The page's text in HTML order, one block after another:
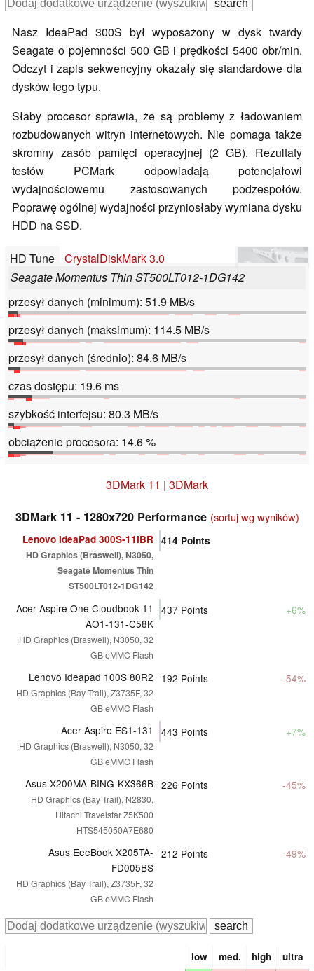
Nasz IdeaPad 300S był wyposażony w dysk twardy
Seagate o pojemności 500 GB i prędkości 5400 obr/min.
Odczyt i zapis sekwencyjny okazały się standardowe dla
dysków tego typu.
Słaby procesor sprawia, że są problemy z ładowaniem
rozbudowanych witryn internetowych. Nie pomaga także
skromny zasób pamięci operacyjnej (2 GB). Rezultaty
testów PCMark odpowiadają potencjałowi
wydajnościowemu zastosowanych podzespołów.
Poprawę ogólnej wydajności przyniosłaby wymiana dysku
HDD na SSD.
HD Tune
CrystalDiskMark 3.0
Seagate Momentus Thin ST500LT012-1DG142
przesył danych (minimum): 51.9 MB/s
przesył danych (maksimum): 114.5 MB/s
przesył danych (średnio): 84.6 MB/s
czas dostępu: 19.6 ms
szybkość interfejsu: 80.3 MB/s
obciążenie procesora: 14.6 %
3DMark 11 | 3DMark
3DMark 11 - 1280x720 Performance (sortuj wg wyników)
Lenovo IdeaPad 300S-11IBR
HD Graphics (Braswell), N3050,
Seagate Momentus Thin
ST500LT012-1DG142
414 Points
Acer Aspire One Cloudbook 11
AO1-131-C58K
HD Graphics (Braswell), N3050, 32
GB eMMC Flash
437 Points +6%
Lenovo Ideapad 100S 80R2
HD Graphics (Bay Trail), Z3735F, 32
GB eMMC Flash
192 Points -54%
Acer Aspire ES1-131
HD Graphics (Braswell), N3050, 32
GB eMMC Flash
443 Points +7%
Asus X200MA-BING-KX366B
HD Graphics (Bay Trail), N2830,
Hitachi Travelstar Z5K500
HTS545050A7E680
226 Points -45%
Asus EeeBook X205TA-
FD005BS
HD Graphics (Bay Trail), Z3735F, 32
GB eMMC Flash
212 Points -49%
low med. high
ultra